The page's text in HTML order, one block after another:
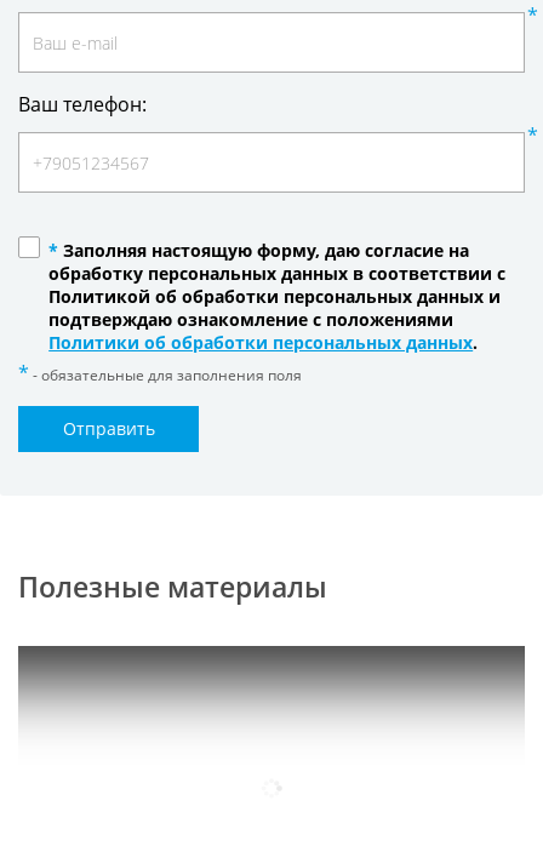
Ваш телефон:
* Заполняя настоящую форму, даю согласие на
обработку персональных данных в соответствии с
Политикой об обработки персональных данных и
подтверждаю ознакомление с положениями
Политики об обработки персональных данных.
- обязательные для заполнения поля
Отправить
Полезные материалы